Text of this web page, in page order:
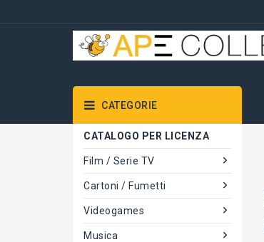
CATEGORIE
CATALOGO PER LICENZA
Film / Serie TV
Cartoni / Fumetti
Videogames
Musica